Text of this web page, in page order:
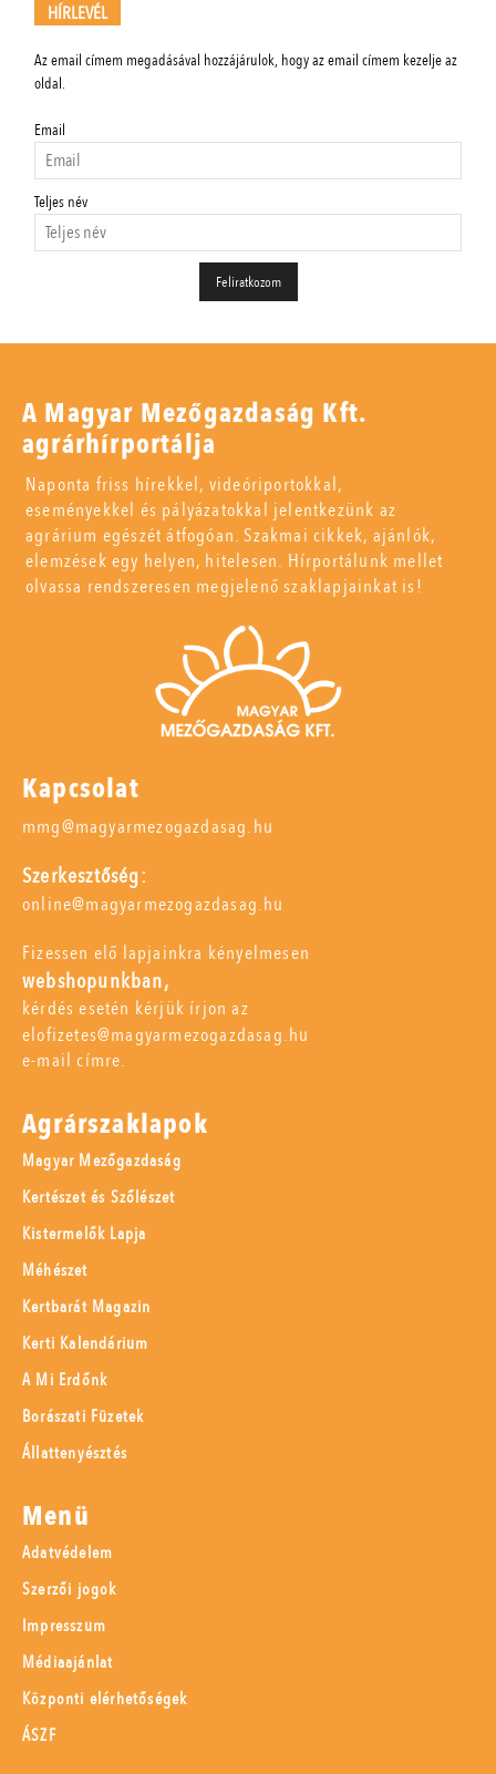
HÍRLEVÉL
Az email címem megadásával hozzájárulok, hogy az email címem kezelje az
oldal.
Email
Teljes név
A Magyar Mezőgazdaság Kft.
agrárhírportálja
Naponta friss hírekkel, videóriportokkal,
eseményekkel és pályázatokkal jelentkezünk az
agrárium egészét átfogóan. Szakmai cikkek, ajánlók,
elemzések egy helyen, hitelesen. Hírportálunk mellet
olvassa rendszeresen megjelenő szaklapjainkat is!
Kapcsolat
mmg@magyarmezogazdasag.hu
Szerkesztőség:
online@magyarmezogazdasag.hu
Fizessen elő lapjainkra kényelmesen
webshopunkban,
kérdés esetén kérjük írjon az
elofizetes@magyarmezogazdasag.hu
e-mail címre.
Agrárszaklapok
Magyar Mezőgazdaság
Kertészet és Szőlészet
Kistermelők Lapja
Méhészet
Kertbarát Magazin
Kerti Kalendárium
A Mi Erdőnk
Borászati Füzetek
Állattenyésztés
Menü
Adatvédelem
Szerzői jogok
Impresszum
Médiaajánlat
Központi elérhetőségek
ÁSZF